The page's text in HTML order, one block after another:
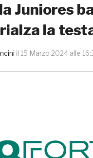
Juniores
rialza la
il 15 Marzo 2024 alle